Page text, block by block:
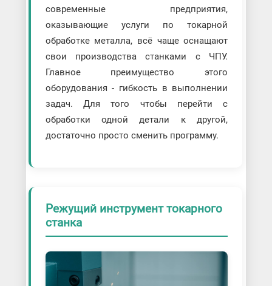
современные предприятия,
оказывающие услуги по токарной
обработке металла, всё чаще оснащают
свои производства станками с ЧПУ.
Главное преимущество этого
оборудования - гибкость в выполнении
задач. Для того чтобы перейти с
обработки одной детали к другой,
достаточно просто сменить программу.
Режущий инструмент токарного
станка